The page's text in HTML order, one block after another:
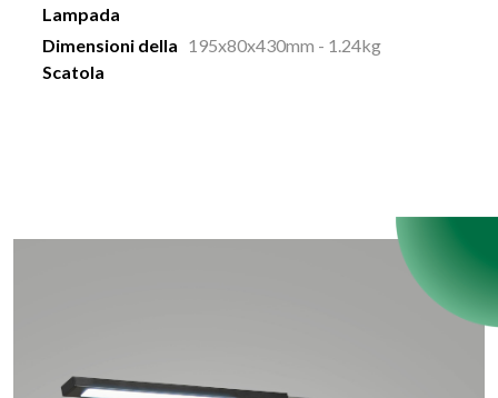
Lampada
Dimensioni della
Scatola
195x80x430mm - 1.24kg